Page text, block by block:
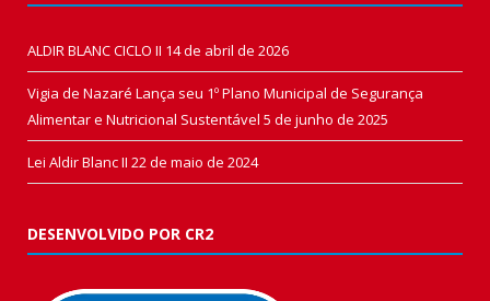
ALDIR BLANC CICLO II 14 de abril de 2026
Vigia de Nazaré Lança seu 1º Plano Municipal de Segurança
Alimentar e Nutricional Sustentável 5 de junho de 2025
Lei Aldir Blanc II 22 de maio de 2024
DESENVOLVIDO POR CR2